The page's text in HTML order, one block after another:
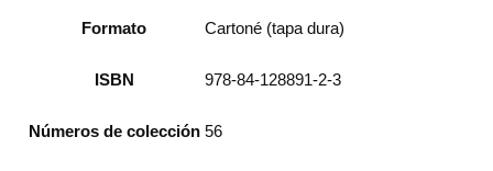
Formato Cartoné (tapa dura)
ISBN 978-84-128891-2-3
Números de colección 56